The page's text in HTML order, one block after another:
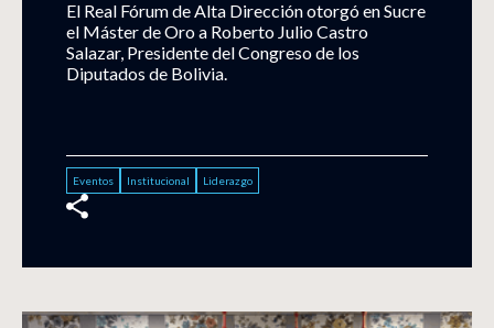
El Real Fórum de Alta Dirección otorgó en Sucre
el Máster de Oro a Roberto Julio Castro
Salazar, Presidente del Congreso de los
Diputados de Bolivia.
Eventos Institucional Liderazgo